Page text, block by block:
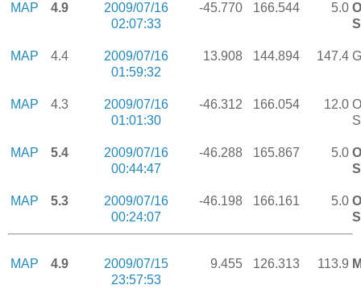
MAP 4.9
2009/07/16
02:07:33
-45.770 166.544 5.0
MAP 4.4
2009/07/16
01:59:32
13.908 144.894 147.4
MAP 4.3
2009/07/16
01:01:30
-46.312 166.054 12.0
MAP 5.4
2009/07/16
00:44:47
-46.288 165.867 5.0
MAP 5.3
2009/07/16
00:24:07
-46.198 166.161 5.0
MAP 4.9
2009/07/15
23:57:53
9.455 126.313 113.9